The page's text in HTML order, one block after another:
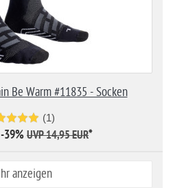
Be Warm #11835 - Socken
(1)
-39% UVP 14,95 EUR*
anzeigen